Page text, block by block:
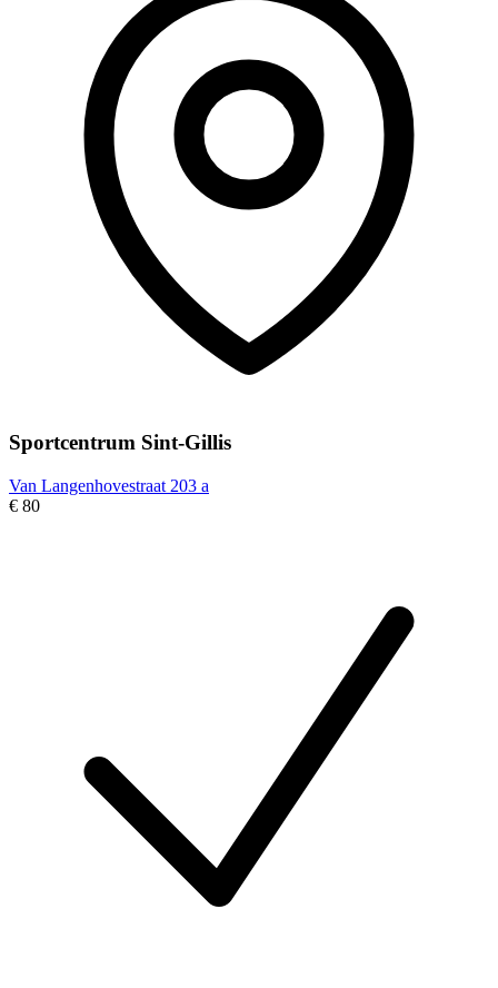
Sportcentrum Sint-Gillis
Van Langenhovestraat 203 a
€ 80